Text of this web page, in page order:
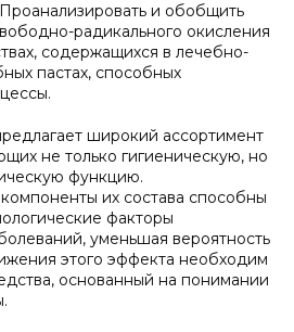
и обобщить
радикального окисления
содержащихся в лечебно-
пастах, способных
широкий ассортимент
не только гигиеническую, но
функцию.
их состава способны
факторы
уменьшая вероятность
этого эффекта необходим
основанный на понимании